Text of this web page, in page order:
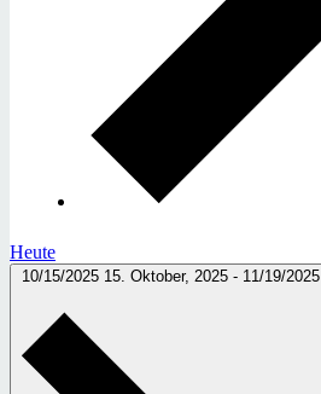
Heute
10/15/2025 15. Oktober, 2025 - 11/19/2025